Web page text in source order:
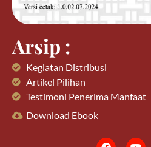
Arsip :
Kegiatan Distribusi
Artikel Pilihan
Testimoni Penerima Manfaat
Download Ebook